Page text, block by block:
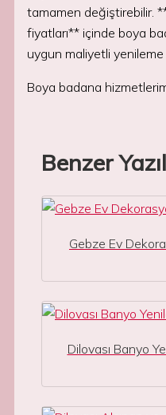
tamamen değiştirebilir.
fiyatları** içinde boya
uygun maliyetli
Boya badana
Benzer
Gebze Ev
Dilovası Banyo